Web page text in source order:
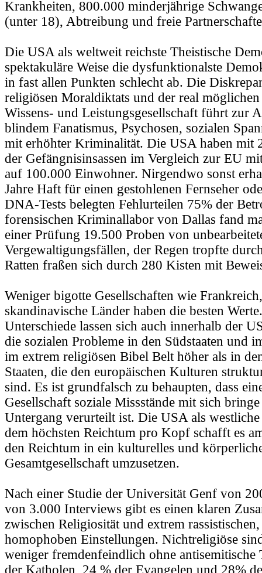
Krankheiten, 800.000 minderjährige
(unter 18), Abtreibung und freie
Die USA als weltweit reichste Theistische
spektakuläre Weise die dysfunktionalste
in fast allen Punkten schlecht ab. Die
religiösen Moraldiktats und der real
Wissens- und Leistungsgesellschaft führt zur
blindem Fanatismus, Psychosen, sozialen
mit erhöhter Kriminalität. Die USA haben mit
der Gefängnisinsassen im Vergleich zur EU
auf 100.000 Einwohner. Nirgendwo sonst
Jahre Haft für einen gestohlenen Fernseher
DNA-Tests belegten Fehlurteilen 75% der
forensischen Kriminallabor von Dallas fand
einer Prüfung 19.500 Proben von
Vergewaltigungsfällen, der Regen tropfte
Ratten fraßen sich durch 280 Kisten mit
Weniger bigotte Gesellschaften wie
skandinavische Länder haben die besten
Unterschiede lassen sich auch innerhalb der
die sozialen Probleme in den Südstaaten und
im extrem religiösen Bibel Belt höher als in
Staaten, die den europäischen Kulturen
sind. Es ist grundfalsch zu behaupten, dass
Gesellschaft soziale Missstände mit sich
Untergang verurteilt ist. Die USA als
dem höchsten Reichtum pro Kopf schafft es
den Reichtum in ein kulturelles und
Gesamtgesellschaft umzusetzen.
Nach einer Studie der Universität Genf von
von 3.000 Interviews gibt es einen klaren
zwischen Religiosität und extrem
homophoben Einstellungen. Nichtreligiöse
weniger fremdenfeindlich ohne antisemitische
der Katholen, 24 % der Evangelen und 28%